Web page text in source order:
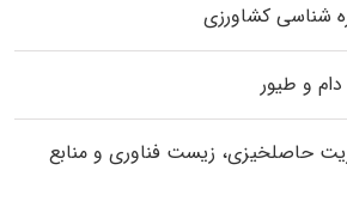
شناسی کشاورزی
و طیور
حاصلخیزی، زیست فناوری و منابع